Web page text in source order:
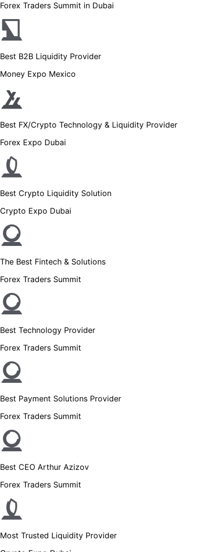
Forex Traders Summit in Dubai
Best B2B Liquidity Provider
Money Expo Mexico
Best FX/Crypto Technology & Liquidity Provider
Forex Expo Dubai
Best Crypto Liquidity Solution
Crypto Expo Dubai
The Best Fintech & Solutions
Forex Traders Summit
Best Technology Provider
Forex Traders Summit
Best Payment Solutions Provider
Forex Traders Summit
Best CEO Arthur Azizov
Forex Traders Summit
Most Trusted Liquidity Provider